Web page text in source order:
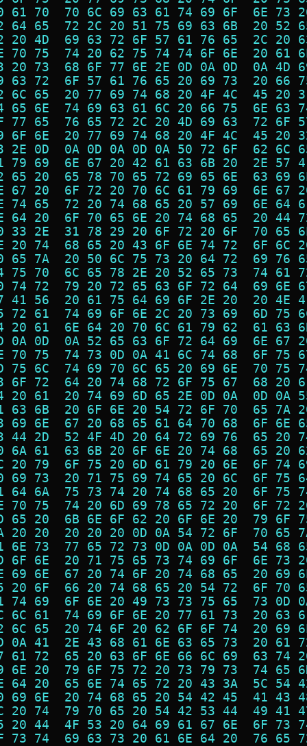
61 70  70 6C 69 63 61 74 69 6F  6E
64 65  72 2C 20 51 75 69 63 6B  20
20 4D  69 63 72 6F 57 61 76 65  2C
70 75  74 20 62 75 74 74 6F 6E  20
20 73  68 6F 77 6E 2E 0D 0A 0D  0A
63 72  6F 57 61 76 65 20 69 73  20
6C 65  20 77 69 74 68 20 4F 4C  45
65 6E  74 69 63 61 6C 20 66 75  6E
77 65  76 65 72 2C 20 4D 69 63  72
6F 6E  20 77 69 74 68 20 4F 4C  45
2E 0D  0A 0D 0A 0D 0A 50 72 6F  62
79 69  6E 67 20 42 61 63 6B 20  2E
65 20  65 78 70 65 72 69 65 6E  63
67 20  6F 72 20 70 6C 61 79 69  6E
74 65  72 20 74 68 65 20 57 69  6E
64 20  6F 70 65 6E 20 74 68 65  20
33 2E  31 78 29 20 6F 72 20 6F  70
20 74  68 65 20 43 6F 6E 74 72  6F
65 7A  20 50 6C 75 73 20 64 72  69
75 70  6C 65 78 2E 20 52 65 73  74
74 72  79 20 72 65 63 6F 72 64  69
41 56  20 61 75 64 69 6F 2E 20  20
72 61  74 69 6F 6E 2C 20 73 69  6D
20 61  6E 64 20 70 6C 61 79 62  61
0A 0D  0A 52 65 63 6F 72 64 69  6E
70 75  74 73 0D 0A 41 6C 74 68  6F
75 6C  74 69 70 6C 65 20 69 6E  70
6F 72  64 20 74 68 72 6F 75 67  68
20 61  20 74 69 6D 65 2E 0D 0A  0D
63 6B  20 6F 6E 20 54 72 6F 70  65
69 6E  67 20 68 65 61 64 70 68  6F
44 2D  52 4F 4D 20 64 72 69 76  65
6A 61  63 6B 20 6F 6E 20 74 68  65
20 79  6F 75 20 6D 61 79 20 6E  6F
69 73  20 71 75 69 74 65 20 6C  6F
64 6A  75 73 74 20 74 68 65 20  6F
70 75  74 20 6D 69 78 65 72 20  6F
65 20  6B 6E 6F 62 20 6F 6E 20  79
20 20  20 20 20 0D 0A 54 72 6F  70
6E 73  77 65 72 73 0D 0A 0D 0A  54
6F 6E  20 71 75 65 73 74 69 6F  6E
69 6E  67 20 74 6F 20 74 68 65  20
20 6F  66 20 74 68 65 20 54 72  6F
74 69  6F 6E 20 49 73 73 75 65  73
6C 61  74 69 6F 6E 20 77 61 73  20
6C 65  20 74 6F 20 62 6F 6F 74  20
0A 41  2E 43 68 61 6E 63 65 73  20
61 72  65 20 63 6F 6E 66 6C 69  63
6E 20  79 6F 75 72 20 73 79 73  74
64 20  65 6E 74 65 72 20 43 3A  5C
69 6E  20 74 68 65 20 54 42 45  41
20 74  79 70 65 20 54 42 53 44  49
20 44  4F 53 20 64 69 61 67 6E  6F
73 74  69 63 73 20 61 6E 64 20  76